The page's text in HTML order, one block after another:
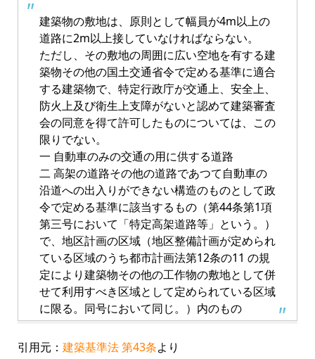
建築物の敷地は、原則として幅員が4m以上の
道路に2m以上接していなければならない。
ただし、その敷地の周囲に広い空地を有する建
築物その他の国土交通省令で定める基準に適合
する建築物で、特定行政庁が交通上、安全上、
防火上及び衛生上支障がないと認めて建築審査
会の同意を得て許可したものについては、この
限りでない。
一 自動車のみの交通の用に供する道路
二 高架の道路その他の道路であつて自動車の
沿道への出入りができない構造のものとして政
令で定める基準に該当するもの（第44条第1項
第三号において「特定高架道路等」という。）
で、地区計画の区域（地区整備計画が定められ
ている区域のうち都市計画法第12条の11 の規
定により建築物その他の工作物の敷地として併
せて利用すべき区域として定められている区域
に限る。同号において同じ。）内のもの
引用元： 建築基準法 第43条より